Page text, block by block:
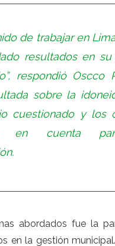
de trabajar en
resultados en su
respondió Oscco
sobre la
cuestionado y los
en cuenta
abordados fue la
en la gestión